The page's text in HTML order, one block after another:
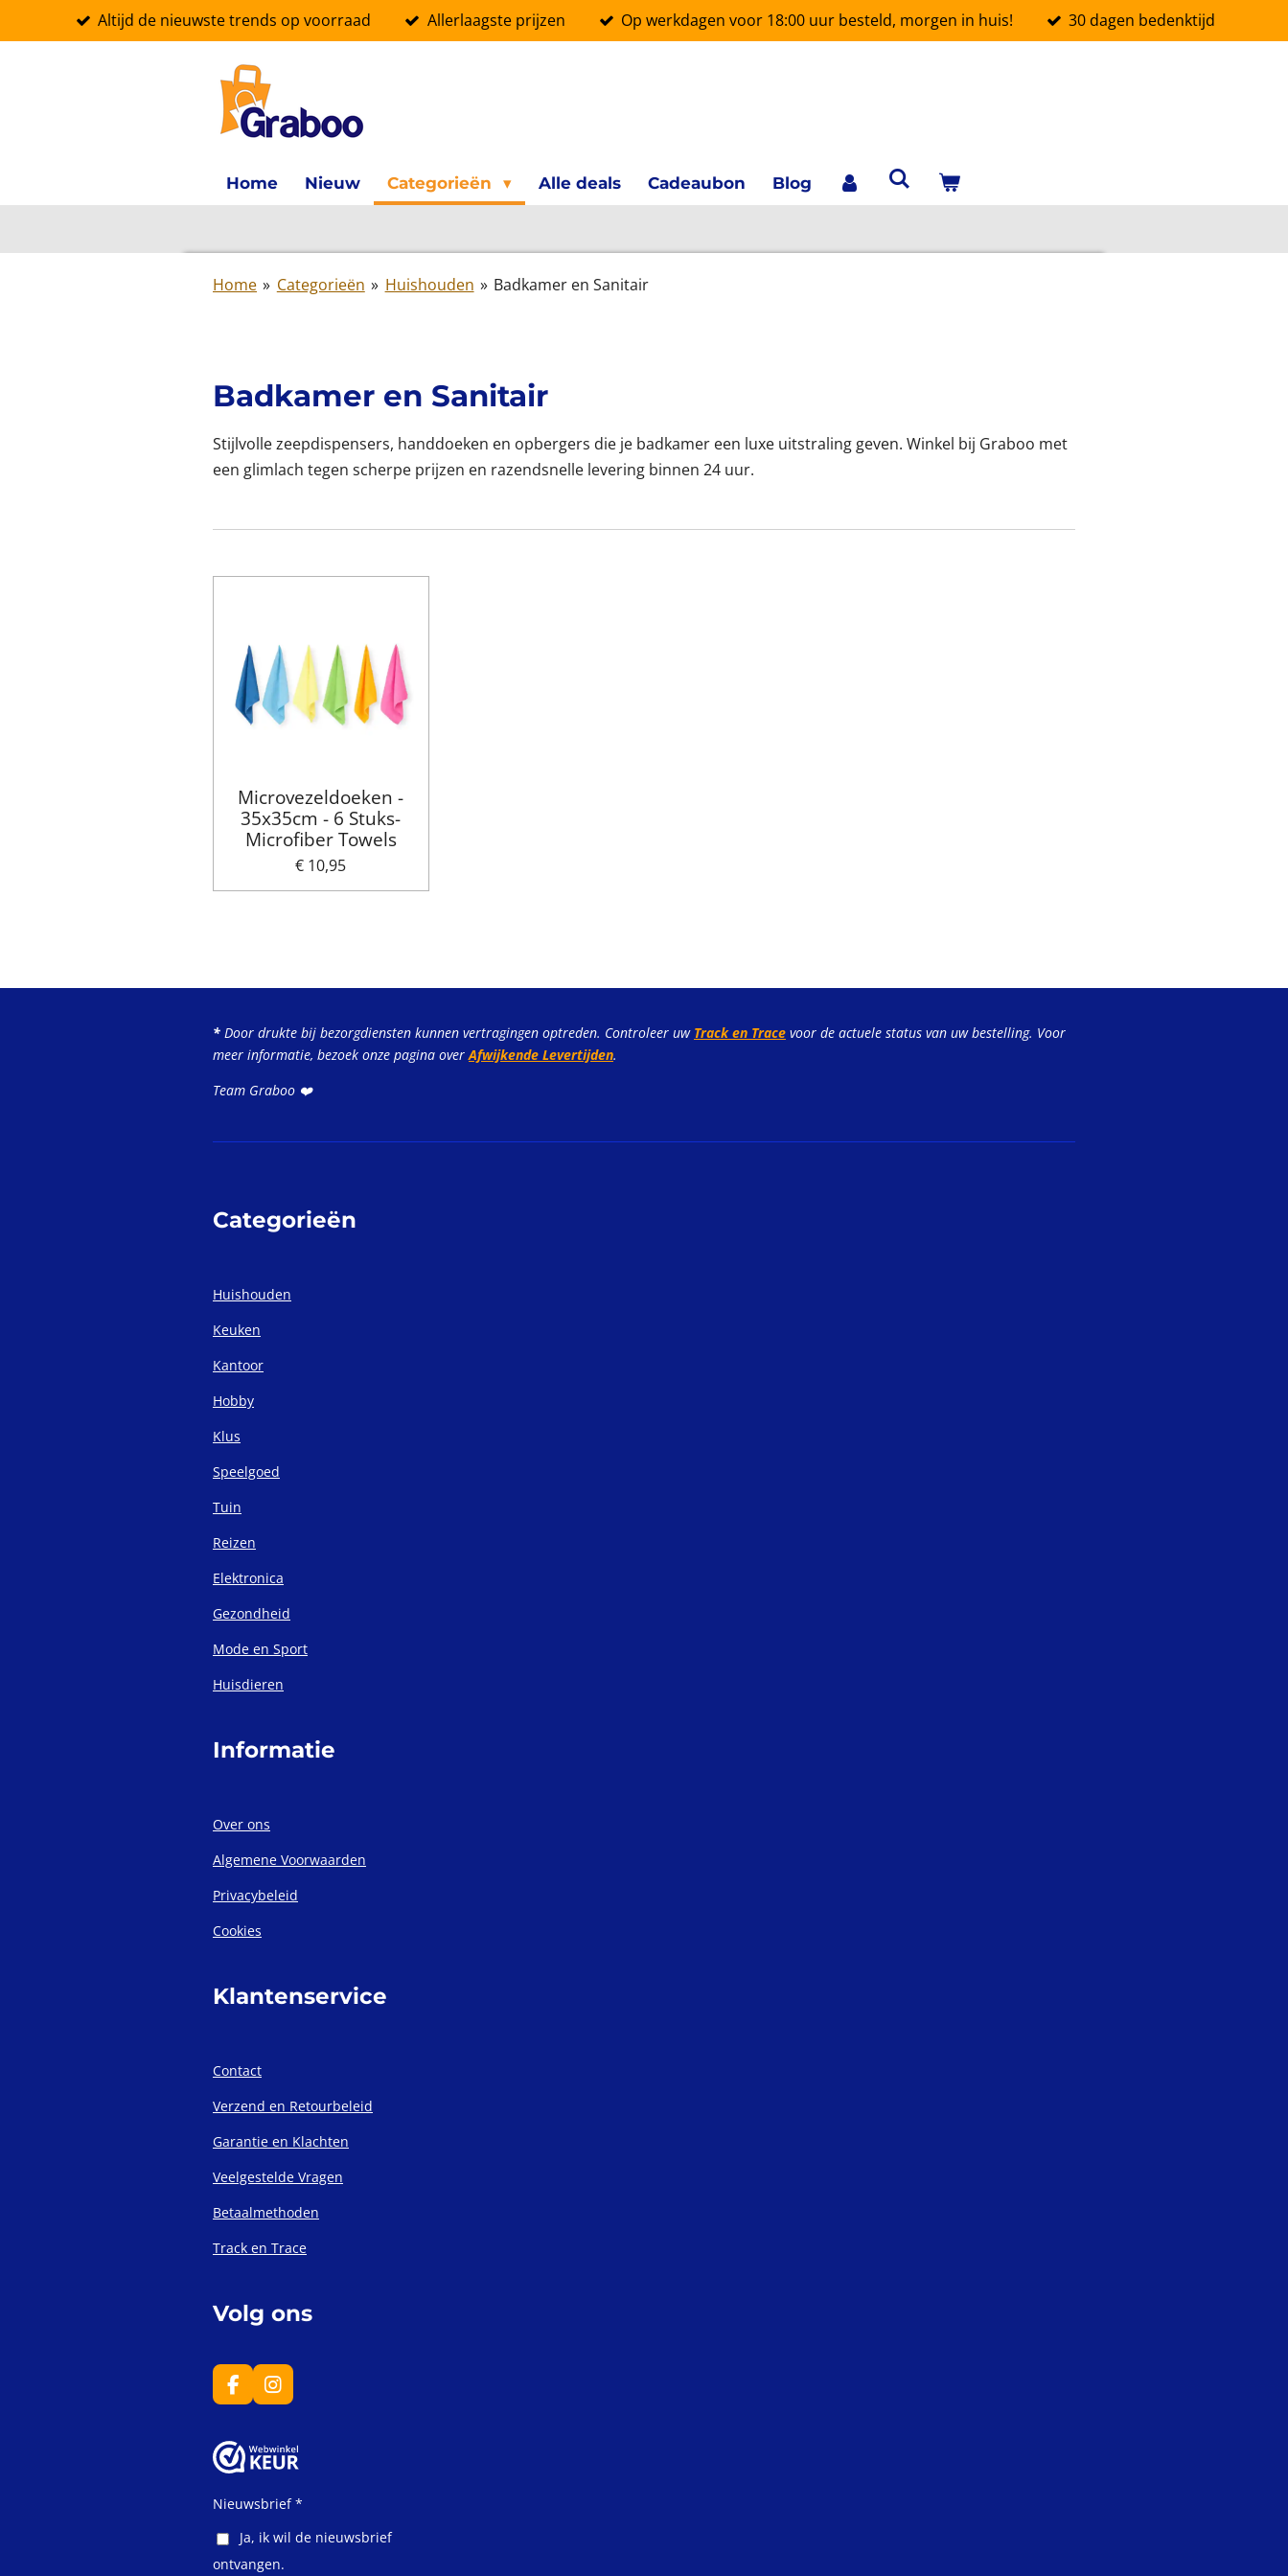
Altijd de nieuwste trends op voorraad Allerlaagste prijzen Op werkdagen voor 18:00 uur besteld, morgen in huis! 30 dagen bedenktijd
Home Nieuw Categorieën Alle deals Cadeaubon Blog
Home » Categorieën » Huishouden » Badkamer en Sanitair
Badkamer en Sanitair
Stijlvolle zeepdispensers, handdoeken en opbergers die je badkamer een luxe uitstraling geven. Winkel bij Graboo met
een glimlach tegen scherpe prijzen en razendsnelle levering binnen 24 uur.
Microvezeldoeken -
35x35cm - 6 Stuks-
Microfiber Towels
€ 10,95
* Door drukte bij bezorgdiensten kunnen vertragingen optreden. Controleer uw Track en Trace voor de actuele status van uw bestelling. Voor
meer informatie, bezoek onze pagina overAfwijkende Levertijden.
Team Graboo ❤️
Categorieën
Huishouden
Keuken
Kantoor
Hobby
Klus
Speelgoed
Tuin
Reizen
Elektronica
Gezondheid
Mode en Sport
Huisdieren
Informatie
Over ons
Algemene Voorwaarden
Privacybeleid
Cookies
Klantenservice
Contact
Verzend en Retourbeleid
Garantie en Klachten
Veelgestelde Vragen
Betaalmethoden
Track en Trace
Volg ons
F
a
e
b
o
I
n
t
a
r
m
Nieuwsbrief *
Ja, ik wil de nieuwsbrief
ontvangen.